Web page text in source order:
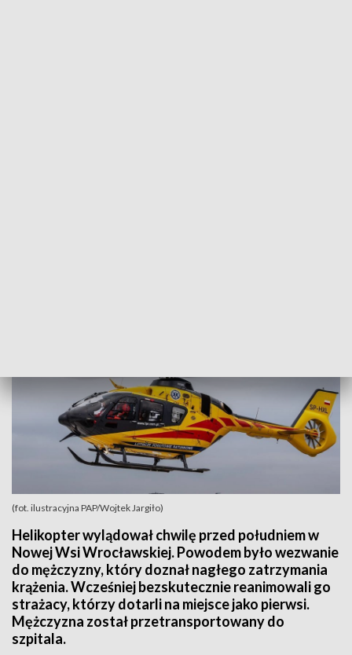
(fot. ilustracyjna PAP/Wojtek Jargiło)
Helikopter wylądował chwilę przed południem w
Nowej Wsi Wrocławskiej. Powodem było wezwanie
do mężczyzny, który doznał nagłego zatrzymania
krążenia. Wcześniej bezskutecznie reanimowali go
strażacy, którzy dotarli na miejsce jako pierwsi.
Mężczyzna został przetransportowany do
szpitala.